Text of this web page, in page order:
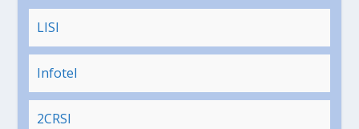
LISI
Infotel
2CRSI